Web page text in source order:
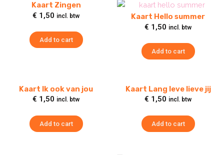
Kaart Zingen
€ 1,50 incl. btw
Add to cart
Kaart Hello summer
€ 1,50 incl. btw
Add to cart
Kaart Ik ook van jou
€ 1,50 incl. btw
Add to cart
Kaart Lang leve lieve jij
€ 1,50 incl. btw
Add to cart